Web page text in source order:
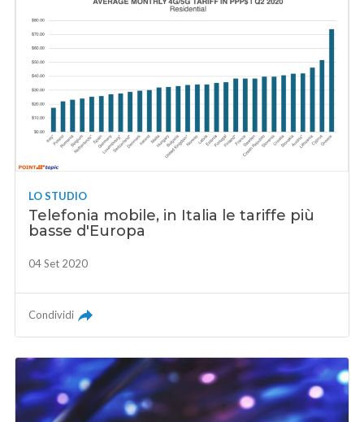
LO STUDIO
Telefonia mobile, in Italia le tariffe più
basse d'Europa
04 Set 2020
Condividi